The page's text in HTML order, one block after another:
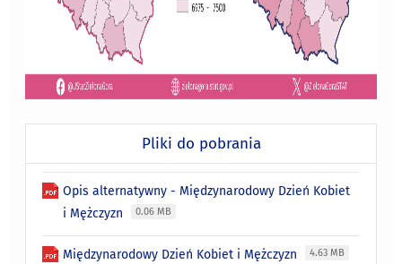
Pliki do pobrania
Opis alternatywny - Międzynarodowy Dzień Kobiet
i Mężczyzn
0.06 MB
Międzynarodowy Dzień Kobiet i Mężczyzn 4.63 MB